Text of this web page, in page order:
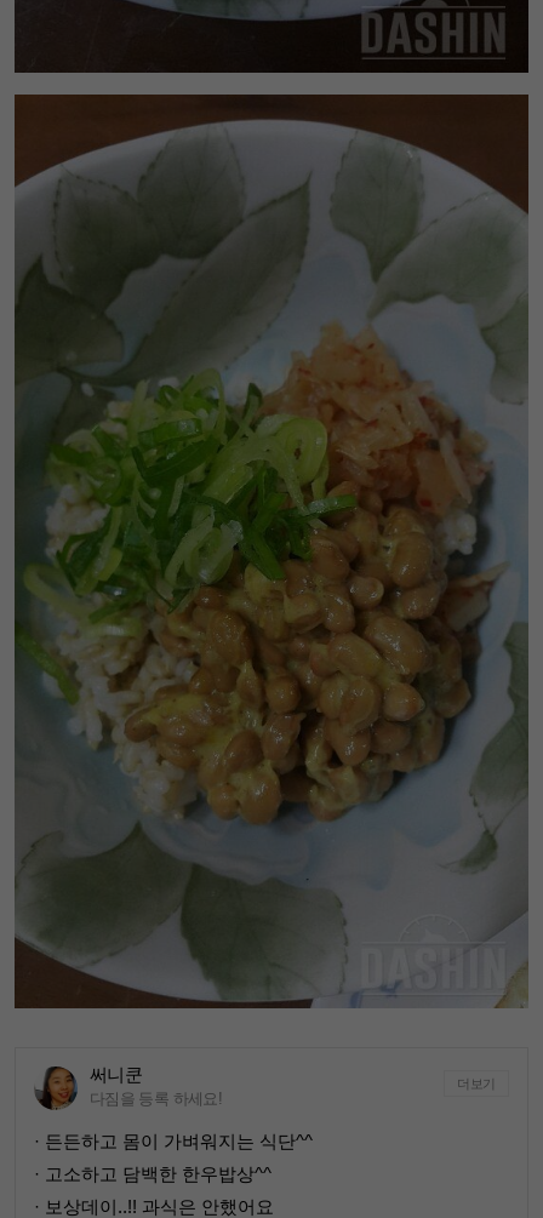
써니쿤
다짐을 등록 하세요!
더보기
· 든든하고 몸이 가벼워지는 식단^^
· 고소하고 담백한 한우밥상^^
· 보상데이..!! 과식은 안했어요